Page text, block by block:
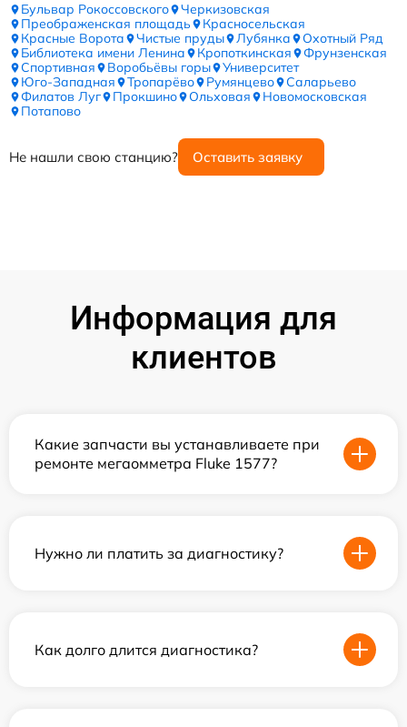
Бульвар Рокоссовского
Черкизовская
Преображенская площадь
Красносельская
Красные Ворота
Чистые пруды Лубянка
Охотный Ряд
Библиотека имени Ленина
Кропоткинская
Фрунзенская
Спортивная
Воробьёвы горы
Университет
Юго-Западная
Тропарёво Румянцево
Саларьево
Филатов Луг
Прокшино Ольховая
Новомосковская
Потапово
Не нашли свою станцию? Оставить заявку
Информация для
клиентов
Какие запчасти вы устанавливаете при
ремонте мегаомметра Fluke 1577?
Нужно ли платить за диагностику?
Как долго длится диагностика?